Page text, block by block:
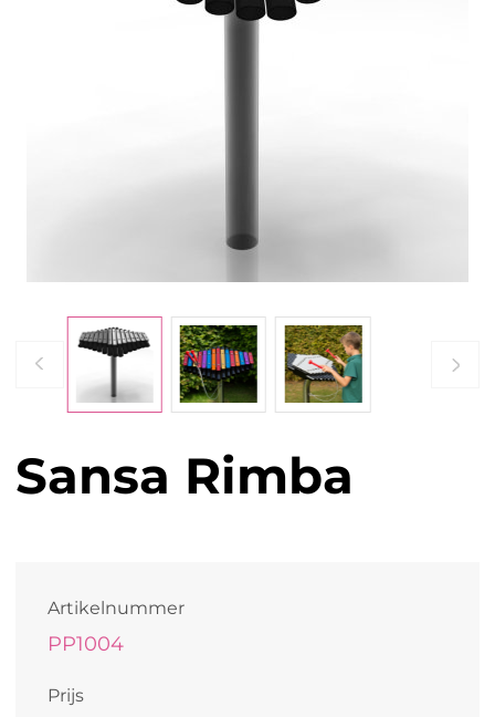
Sansa Rimba
Artikelnummer
PP1004
Prijs